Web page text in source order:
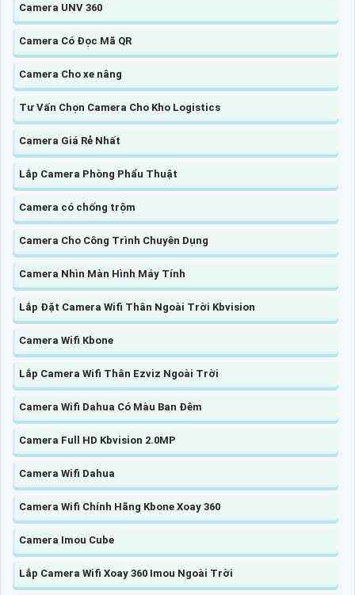
Camera UNV 360
Camera Có Đọc Mã QR
Camera Cho xe nâng
Tư Vấn Chọn Camera Cho Kho Logistics
Camera Giá Rẻ Nhất
Lắp Camera Phòng Phẩu Thuật
Camera có chống trộm
Camera Cho Công Trình Chuyên Dụng
Camera Nhìn Màn Hình Máy Tính
Lắp Đặt Camera Wifi Thân Ngoài Trời Kbvision
Camera Wifi Kbone
Lắp Camera Wifi Thân Ezviz Ngoài Trời
Camera Wifi Dahua Có Màu Ban Đêm
Camera Full HD Kbvision 2.0MP
Camera Wifi Dahua
Camera Wifi Chính Hãng Kbone Xoay 360
Camera Imou Cube
Lắp Camera Wifi Xoay 360 Imou Ngoài Trời